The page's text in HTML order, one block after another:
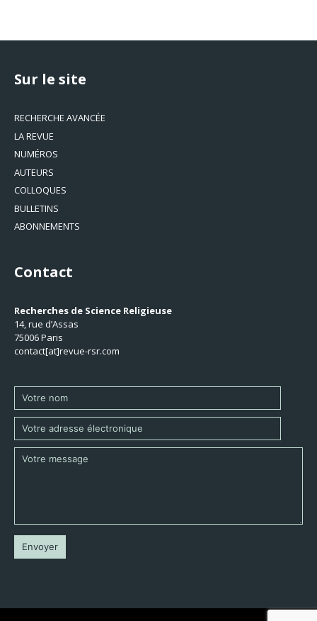
Sur le site
RECHERCHE AVANCÉE
LA REVUE
NUMÉROS
AUTEURS
COLLOQUES
BULLETINS
ABONNEMENTS
Contact
Recherches de Science Religieuse
14, rue d’Assas
75006 Paris
contact[at]revue-rsr.com